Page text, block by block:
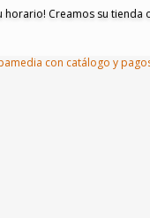
horario! Creamos su